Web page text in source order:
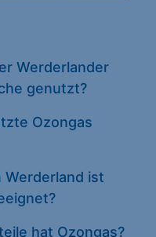
Werderlander
genutzt?
Ozongas
Werderland ist
hat Ozongas?